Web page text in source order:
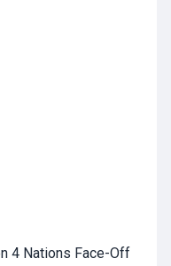
4 Nations Face-Off